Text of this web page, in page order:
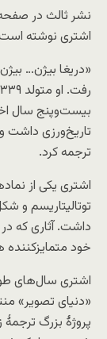
نشر ثالث در
اشتری نوشته
«دریغا بیژن…
بیست‌وپنج سال
تاریخ‌ورزی داشت
ترجمه کرد.
اشتری یکی از
توتالیتاریسم و
داشت. آثاری که
خود
اشتری سال‌های
«دنیای تصویر»
پروژۀ بزرگ